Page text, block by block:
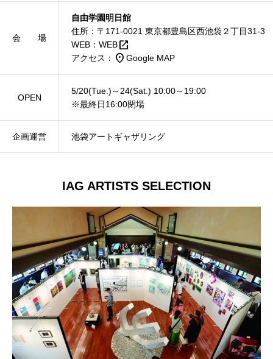
会 場
自由学園明日館
住所：〒171-0021 東京都豊島区西池袋２丁目31-3
WEB： WEBopen_in_new
アクセス： place Google MAP
OPEN
5/20(Tue.)～24(Sat.) 10:00～19:00
※最終日16:00閉場
企画運営 池袋アートギャザリング
IAG ARTISTS SELECTION